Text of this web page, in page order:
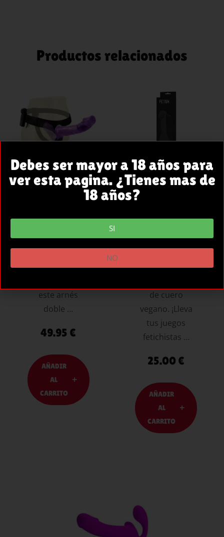
Productos relacionados
AÑADIR
AL
ARNÉS CON
DOBLE Y
N PÚRPURA
Lleva el placer a
este arnés
doble …
49.95 €
AÑADIR
AL
CARRITO
VE FUSTA
VEGANO
FETISH
de cuero
vegano. ¡Lleva
tus juegos
fetichistas …
25.00 €
AÑADIR
AL
CARRITO
AÑADIR
Debes ser mayor a 18 años para
ver esta pagina. ¿Tienes mas de
18 años?
SI
NO